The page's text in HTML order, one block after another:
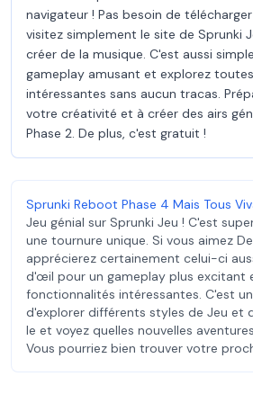
navigateur ! Pas besoin de
visitez simplement le site de Sprunki
créer de la musique. C'est aussi
gameplay amusant et explorez
intéressantes sans aucun tracas.
votre créativité et à créer des airs
Phase 2. De plus, c'est gratuit !
Sprunki Reboot Phase 4 Mais Tous
Jeu génial sur Sprunki Jeu ! C'est
une tournure unique. Si vous aimez
apprécierez certainement celui-ci
d'œil pour un gameplay plus excitant
fonctionnalités intéressantes. C'est
d'explorer différents styles de Jeu et
le et voyez quelles nouvelles
Vous pourriez bien trouver votre